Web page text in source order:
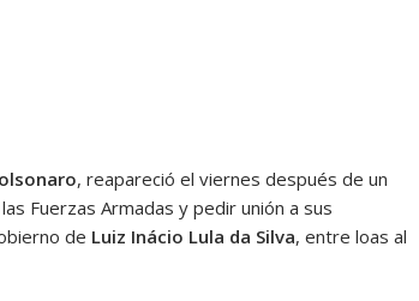
, reapareció el viernes después de un
Fuerzas Armadas y pedir unión a sus
de Luiz Inácio Lula da Silva, entre loas al